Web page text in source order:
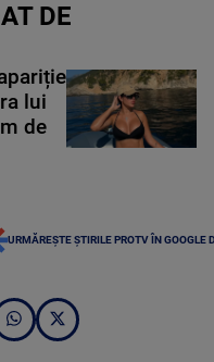
DE
lui
de
URMĂREȘTE ȘTIRILE PROTV ÎN GOOGLE